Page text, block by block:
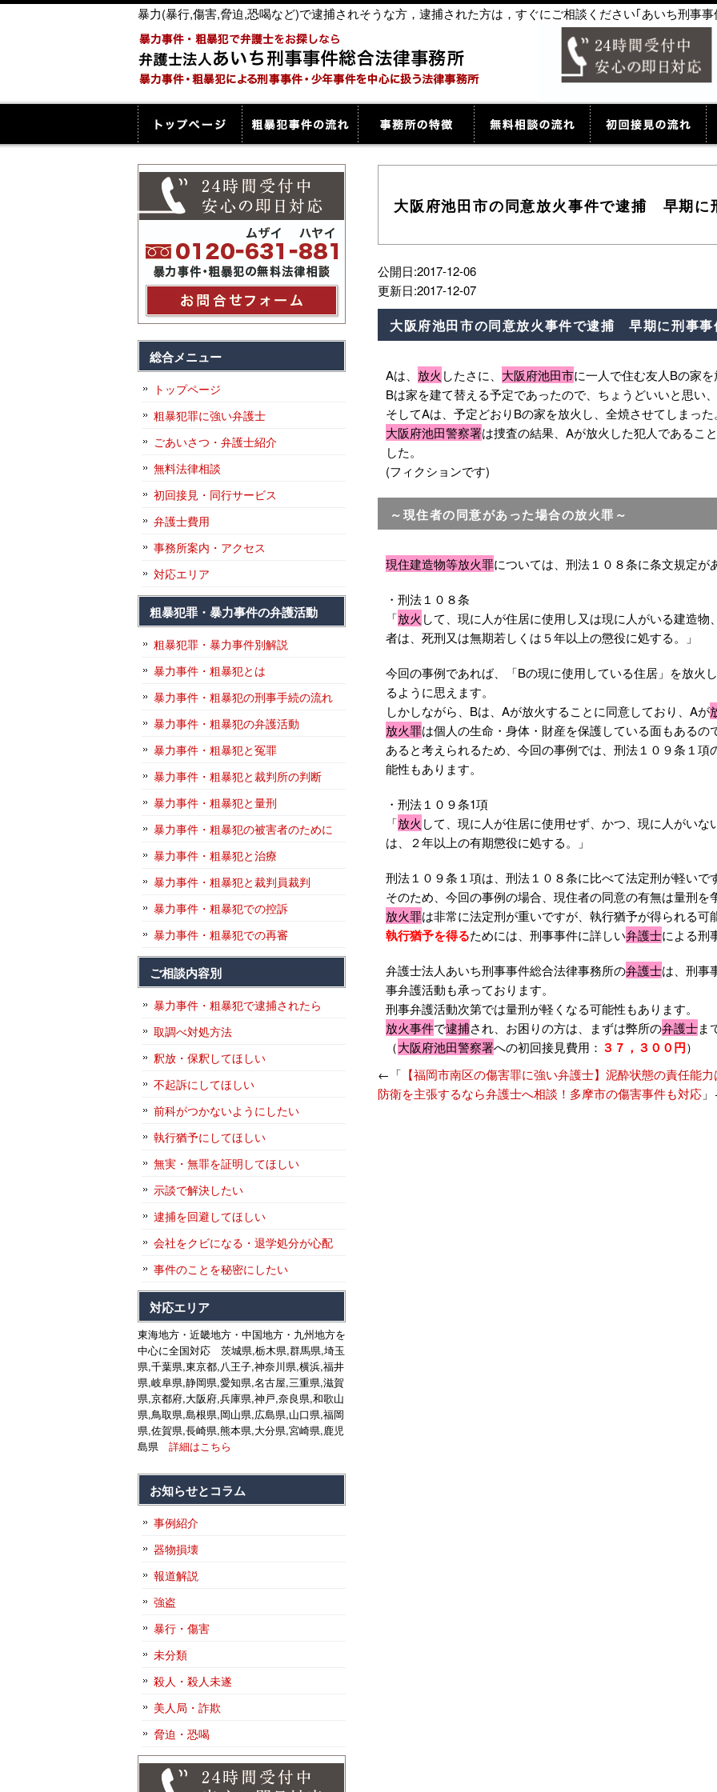
暴力(暴行,傷害,脅迫,恐喝など)で逮捕されそうな方，逮捕された方は，すぐにご相談ください｢あいち刑事
大阪府池田市の同意放火事件で逮捕 早期に
公開日:2017-12-06
更新日:2017-12-07
大阪府池田市の同意放火事件で逮捕 早期に刑事事
Aは、 放火 したさに、 大阪府池田市に一人で住む友人Bの家
Bは家を建て替える予定であったので、ちょうどいいと思い
そしてAは、予定どおりBの家を放火し、全焼させてしまった
大阪府池田警察署は捜査の結果、Aが放火した犯人であるこ
した。
(フィクションです)
～現住者の同意があった場合の放火罪～
現住建造物等放火罪については、刑法１０８条に条文規定が
・刑法１０８条
「放火 して、現に人が住居に使用し又は現に人がいる建造
者は、死刑又は無期若しくは５年以上の懲役に処する。」
今回の事例であれば、「Bの現に使用している住居」を放火
るように思えます。
しかしながら、Bは、Aが放火することに同意しており、Aが
放火罪は個人の生命・身体・財産を保護している面もある
あると考えられるため、今回の事例では、刑法１０９条１項
能性もあります。
・刑法１０９条1項
「放火 して、現に人が住居に使用せず、かつ、現に人がい
は、２年以上の有期懲役に処する。」
刑法１０９条１項は、刑法１０８条に比べて法定刑が軽いで
そのため、今回の事例の場合、現住者の同意の有無は量刑
放火罪は非常に法定刑が重いですが、執行猶予が得られる可
執行猶予を得るためには、刑事事件に詳しい弁護士による刑
弁護士法人あいち刑事事件総合法律事務所の弁護士は、刑事
事弁護活動も承っております。
刑事弁護活動次第では量刑が軽くなる可能性もあります。
放火事件で逮捕され、お困りの方は、まずは弊所の弁護士ま
（大阪府池田警察署への初回接見費用： ３７，３００円）
←「 【福岡市南区の傷害罪に強い弁護士】泥酔状態の責任能
防衛を主張するなら弁護士へ相談！多摩市の傷害事件も対応
総合メニュー
トップページ
粗暴犯罪に強い弁護士
ごあいさつ・弁護士紹介
無料法律相談
初回接見・同行サービス
弁護士費用
事務所案内・アクセス
対応エリア
粗暴犯罪・暴力事件の弁護活動
粗暴犯罪・暴力事件別解説
暴力事件・粗暴犯とは
暴力事件・粗暴犯の刑事手続の流れ
暴力事件・粗暴犯の弁護活動
暴力事件・粗暴犯と冤罪
暴力事件・粗暴犯と裁判所の判断
暴力事件・粗暴犯と量刑
暴力事件・粗暴犯の被害者のために
暴力事件・粗暴犯と治療
暴力事件・粗暴犯と裁判員裁判
暴力事件・粗暴犯での控訴
暴力事件・粗暴犯での再審
ご相談内容別
暴力事件・粗暴犯で逮捕されたら
取調べ対処方法
釈放・保釈してほしい
不起訴にしてほしい
前科がつかないようにしたい
執行猶予にしてほしい
無実・無罪を証明してほしい
示談で解決したい
逮捕を回避してほしい
会社をクビになる・退学処分が心配
事件のことを秘密にしたい
対応エリア
東海地方・近畿地方・中国地方・九州地方を
中心に全国対応 茨城県,栃木県,群馬県,埼玉
県,千葉県,東京都,八王子,神奈川県,横浜,福井
県,岐阜県,静岡県,愛知県,名古屋,三重県,滋賀
県,京都府,大阪府,兵庫県,神戸,奈良県,和歌山
県,鳥取県,島根県,岡山県,広島県,山口県,福岡
県,佐賀県,長崎県,熊本県,大分県,宮崎県,鹿児
島県 詳細はこちら
お知らせとコラム
事例紹介
器物損壊
報道解説
強盗
暴行・傷害
未分類
殺人・殺人未遂
美人局・詐欺
脅迫・恐喝